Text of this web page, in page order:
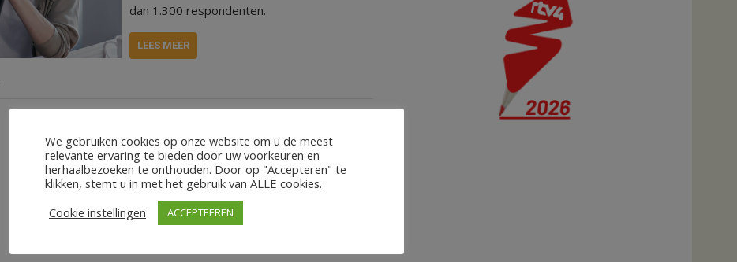
dan 1.300 respondenten.
LEES MEER
We gebruiken cookies op onze website om u de meest
relevante ervaring te bieden door uw voorkeuren en
herhaalbezoeken te onthouden. Door op "Accepteren" te
klikken, stemt u in met het gebruik van ALLE cookies.
Cookie instellingen
ACCEPTEEREN